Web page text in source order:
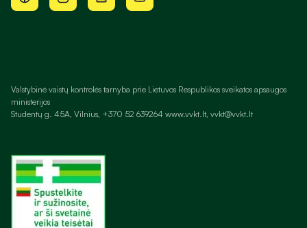
Valstybinė vaistų kontrolės tarnyba prie Lietuvos Respublikos sveikatos apsaugos
ministerijos
Studentų g. 45A, Vilnius, +370 52 639264 www.vvkt.lt, vvkt@vvkt.lt